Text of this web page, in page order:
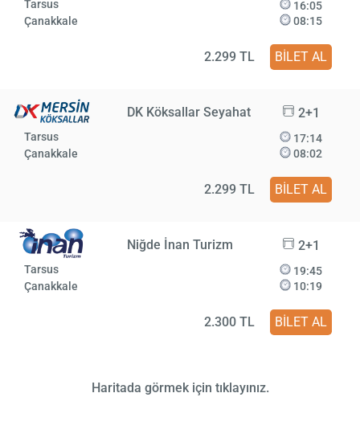
Tarsus
Çanakkale
16:05
08:15
2.299 TL BİLET AL
DK Köksallar Seyahat 2+1
Tarsus
Çanakkale
17:14
08:02
2.299 TL BİLET AL
Niğde İnan Turizm 2+1
Tarsus
Çanakkale
19:45
10:19
2.300 TL BİLET AL
Haritada görmek için tıklayınız.